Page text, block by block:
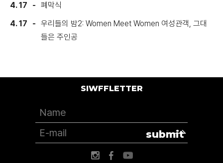
4. 17
폐막식
4. 17
우리들의 밤2: Women Meet Women 여성관객, 그대
들은 주인공
SIWFFLETTER
submit